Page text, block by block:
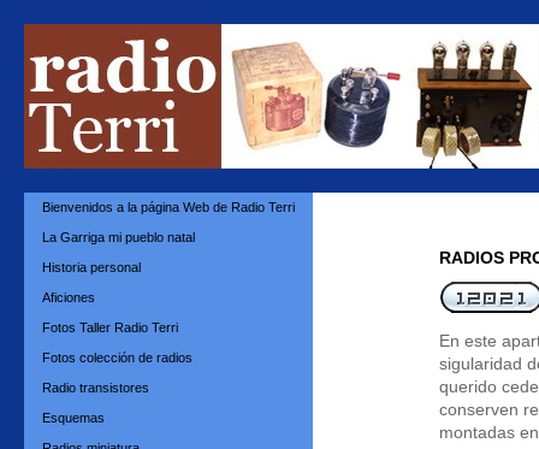
RADIOS
En este
sigularidad
querido
conserven
montadas
Bienvenidos a la página Web de Radio Terri
La Garriga mi pueblo natal
Historia personal
Aficiones
Fotos Taller Radio Terri
Fotos colección de radios
Radio transistores
Esquemas